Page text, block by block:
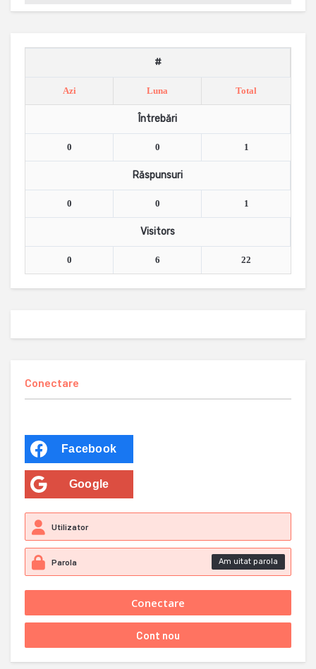
#
Azi Luna Total
Întrebări
0 0 1
Răspunsuri
0 0 1
Visitors
0 6 22
Conectare
Facebook
Google
Am uitat parola